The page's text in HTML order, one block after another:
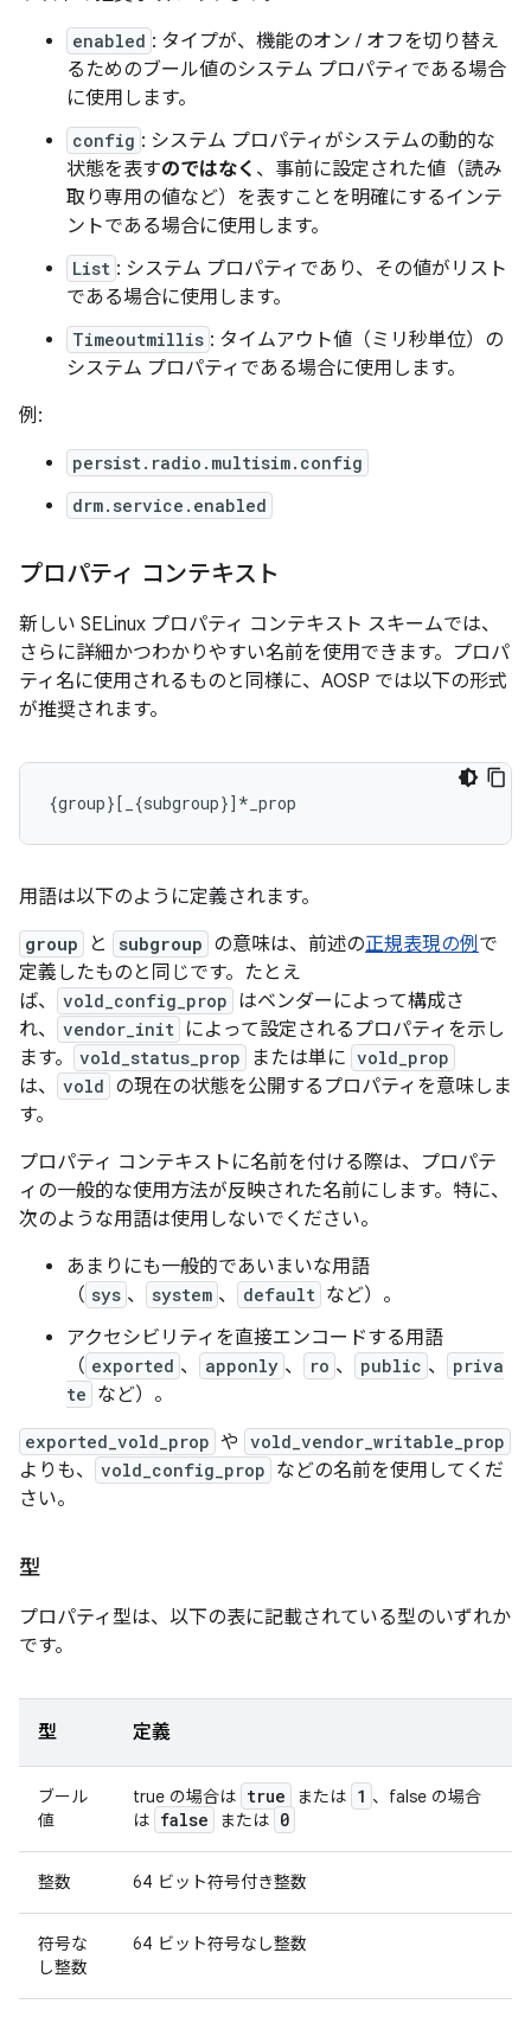
enabled : タイプが、機能のオン / オフを切り替え
るためのブール値のシステム プロパティである場合
に使用します。
config : システム プロパティがシステムの動的な
状態を表すのではなく 、事前に設定された値（読み
取り専用の値など）を表すことを明確にするインテ
ントである場合に使用します。
List : システム プロパティであり、その値がリスト
である場合に使用します。
Timeoutmillis : タイムアウト値（ミリ秒単位）の
システム プロパティである場合に使用します。
例:
persist.radio.multisim.config
drm.service.enabled
プロパティ コンテキスト
新しい SELinux プロパティ コンテキスト スキームでは、
さらに詳細かつわかりやすい名前を使用できます。プロパ
ティ名に使用されるものと同様に、AOSP では以下の形式
が推奨されます。
用語は以下のように定義されます。
group と subgroup の意味は、前述の正規表現の例で
定義したものと同じです。たとえ
ば、
vold_config_prop はベンダーによって構成さ
れ、
vendor_init によって設定されるプロパティを示し
ます。
vold_status_prop または単に vold_prop
は、 vold の現在の状態を公開するプロパティを意味しま
す。
プロパティ コンテキストに名前を付ける際は、プロパテ
ィの一般的な使用方法が反映された名前にします。特に、
次のような用語は使用しないでください。
あまりにも一般的であいまいな用語
（ sys 、 system 、 default など）。
アクセシビリティを直接エンコードする用語
（ exported 、 apponly 、 ro 、 public 、
priva
te など）。
exported_vold_prop や vold_vendor_writable_prop
よりも、 vold_config_prop などの名前を使用してくだ
さい。
型
プロパティ型は、以下の表に記載されている型のいずれか
です。
型 定義
ブール
値
true の場合は true または 1 、false の場合
は false または 0
整数 64 ビット符号付き整数
符号な
し整数
64 ビット符号なし整数